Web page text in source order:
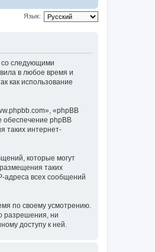
Язык:
со следующими
в любое время и
как использование
«phpBB
обеспечение phpBB
таких интернет-
которые могут
таких
адреса всех сообщений
по своему усмотрению.
разрешения, ни
доступу к ней.